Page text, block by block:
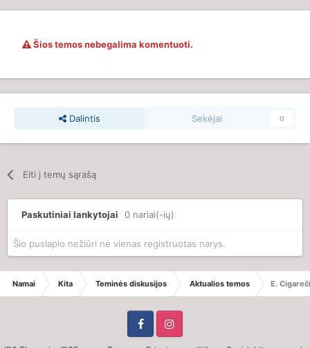
Šios temos nebegalima komentuoti.
Dalintis Sekėjai 0
Eiti į temų sąrašą
Paskutiniai lankytojai 0 nariai(-ių)
Šio puslapio nežiūri nė vienas registruotas narys.
Namai Kita Teminės diskusijos Aktualios temos E.